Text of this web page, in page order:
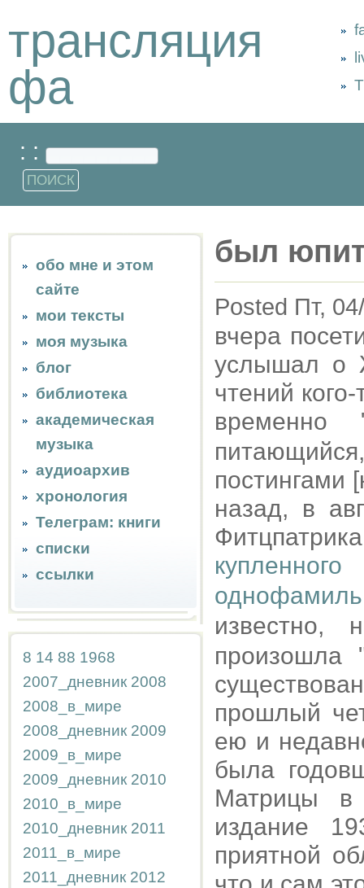
трансляция
фа
: :
обо мне и этом
сайте
мои тексты
моя музыка
блог
библиотека
академическая
музыка
аудиоархив
хронология
Телеграм: книги
списки
ссылки
8 14 88 1968
2007_дневник 2008
2008_в_мире
2008_дневник 2009
2009_в_мире
2009_дневник 2010
2010_в_мире
2010_дневник 2011
2011_в_мире
2011_дневник 2012
был
Posted Пт,
вчера
услышал о
чтений
временно
постингами
назад, в
произошла
прошлый
ею и
была
Матрицы в
издание
приятной